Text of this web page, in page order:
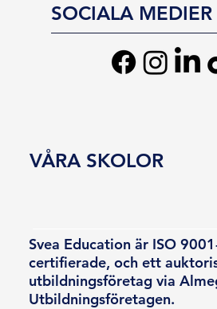
SOCIALA MEDIER
Svea Education är ISO
certifierade, och ett
utbildningsföretag via
Utbildningsföretagen.
VÅRA SKOLOR